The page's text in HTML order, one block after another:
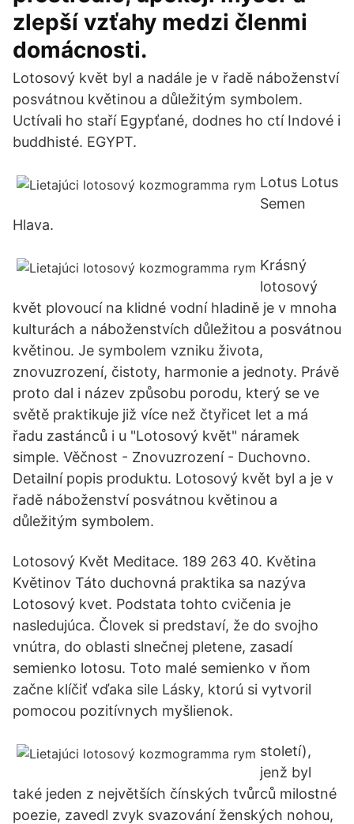
zlepší vzťahy medzi členmi
domácnosti.
Lotosový květ byl a nadále je v řadě náboženství
posvátnou květinou a důležitým symbolem.
Uctívali ho staří Egypťané, dodnes ho ctí Indové i
buddhisté. EGYPT.
Lotus Lotus
Semen
Hlava.
Krásný
lotosový
květ plovoucí na klidné vodní hladině je v mnoha
kulturách a náboženstvích důležitou a posvátnou
květinou. Je symbolem vzniku života,
znovuzrození, čistoty, harmonie a jednoty. Právě
proto dal i název způsobu porodu, který se ve
světě praktikuje již více než čtyřicet let a má
řadu zastánců i u "Lotosový květ" náramek
simple. Věčnost - Znovuzrození - Duchovno.
Detailní popis produktu. Lotosový květ byl a je v
řadě náboženství posvátnou květinou a
důležitým symbolem.
Lotosový Květ Meditace. 189 263 40. Květina
Květinov Táto duchovná praktika sa nazýva
Lotosový kvet. Podstata tohto cvičenia je
nasledujúca. Človek si predstaví, že do svojho
vnútra, do oblasti slnečnej pletene, zasadí
semienko lotosu. Toto malé semienko v ňom
začne klíčiť vďaka sile Lásky, ktorú si vytvoril
pomocou pozitívnych myšlienok.
století),
jenž byl
také jeden z největších čínských tvůrců milostné
poezie, zavedl zvyk svazování ženských nohou,